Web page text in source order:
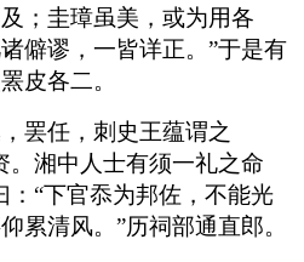
；圭璋虽美，或为用各
僻谬，一皆详正。”于是有
皮各二。
罢任，刺史王蕴谓之
。湘中人士有须一礼之命
：“下官忝为邦佐，不能光
累清风。”历祠部通直郎。